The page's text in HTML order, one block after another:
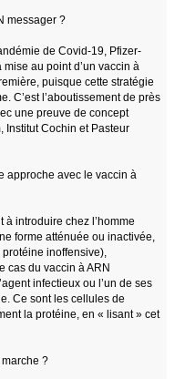
messager ?
de Covid-19, Pfizer-
au point d’un vaccin à
puisque cette stratégie
C’est l’aboutissement de près
une preuve de concept
Institut Cochin et Pasteur
approche avec le vaccin à
à introduire chez l’homme
forme atténuée ou inactivée,
protéine inoffensive),
cas du vaccin à ARN
infectieux ou l’un de ses
Ce sont les cellules de
la protéine, en « lisant » cet
marche ?